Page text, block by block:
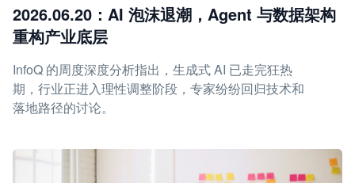
2026.06.20：AI 泡沫退潮，Agent 与数据架构
重构产业底层
InfoQ 的周度深度分析指出，生成式 AI 已走完狂热
期，行业正进入理性调整阶段，专家纷纷回归技术和
落地路径的讨论。